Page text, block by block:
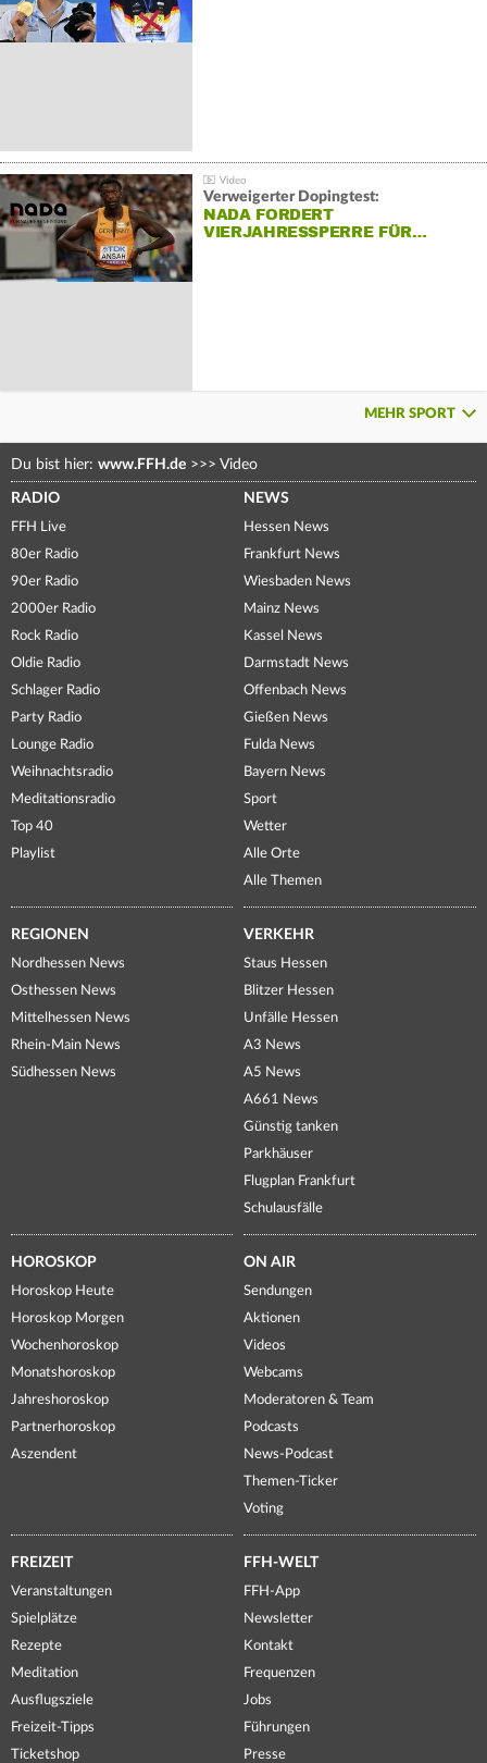
Verweigerter Dopingtest:
NADA FORDERT
VIERJAHRESSPERRE FÜR…
MEHR SPORT
Du bist hier: www.FFH.de >>> Video
RADIO
FFH Live
80er Radio
90er Radio
2000er Radio
Rock Radio
Oldie Radio
Schlager Radio
Party Radio
Lounge Radio
Weihnachtsradio
Meditationsradio
Top 40
Playlist
NEWS
Hessen News
Frankfurt News
Wiesbaden News
Mainz News
Kassel News
Darmstadt News
Offenbach News
Gießen News
Fulda News
Bayern News
Sport
Wetter
Alle Orte
Alle Themen
REGIONEN
Nordhessen News
Osthessen News
Mittelhessen News
Rhein-Main News
Südhessen News
VERKEHR
Staus Hessen
Blitzer Hessen
Unfälle Hessen
A3 News
A5 News
A661 News
Günstig tanken
Parkhäuser
Flugplan Frankfurt
Schulausfälle
HOROSKOP
Horoskop Heute
Horoskop Morgen
Wochenhoroskop
Monatshoroskop
Jahreshoroskop
Partnerhoroskop
Aszendent
ON AIR
Sendungen
Aktionen
Videos
Webcams
Moderatoren & Team
Podcasts
News-Podcast
Themen-Ticker
Voting
FREIZEIT
Veranstaltungen
Spielplätze
Rezepte
Meditation
Ausflugsziele
Freizeit-Tipps
Ticketshop
FFH-WELT
FFH-App
Newsletter
Kontakt
Frequenzen
Jobs
Führungen
Presse